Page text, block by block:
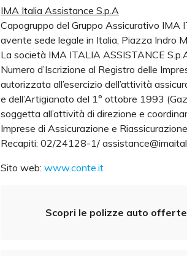
IMA Italia Assistance S.p.A
Capogruppo del Gruppo Assicurativo IMA
avente sede legale in Italia, Piazza Indro
La società IMA ITALIA ASSISTANCE
Numero d’Iscrizione al Registro delle
autorizzata all’esercizio dell’attività
e dell’Artigianato del 1° ottobre 1993
soggetta all’attività di direzione e
Imprese di Assicurazione e
Recapiti: 02/24128-1/
Sito web: www.conte.it
Scopri le polizze auto